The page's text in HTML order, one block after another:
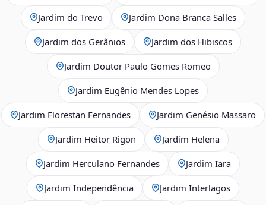
Jardim do Trevo Jardim Dona Branca Salles
Jardim dos Gerânios Jardim dos Hibiscos
Jardim Doutor Paulo Gomes Romeo
Jardim Eugênio Mendes Lopes
Jardim Florestan Fernandes Jardim Genésio Massaro
Jardim Heitor Rigon Jardim Helena
Jardim Herculano Fernandes Jardim Iara
Jardim Independência Jardim Interlagos